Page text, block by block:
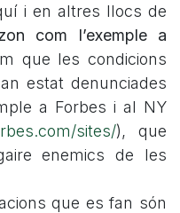
i en altres llocs de
com l’exemple a
que les condicions
estat denunciades
a Forbes i al NY
sites/), que
enemics de les
que es fan són